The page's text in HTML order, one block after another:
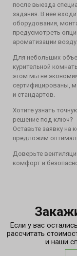
после выезда
задания. В неё
оборудования,
предусмотреть
ароматизации
Для небольших
курительной
этом мы не
сертифицированы,
и стандартов.
Хотите узнать
решение под ключ?
Оставьте заявку на
предложим
Доверьте
комфорт и
Если у вас
рассчитать
и наши